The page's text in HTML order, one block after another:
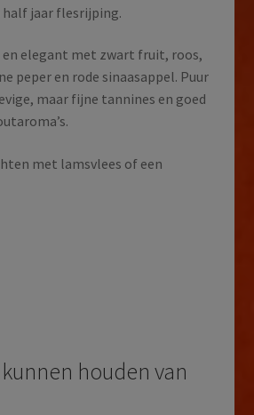
jaar flesrijping.
elegant met zwart fruit, roos,
peper en rode sinaasappel. Puur
maar fijne tannines en goed
met lamsvlees of een
houden van